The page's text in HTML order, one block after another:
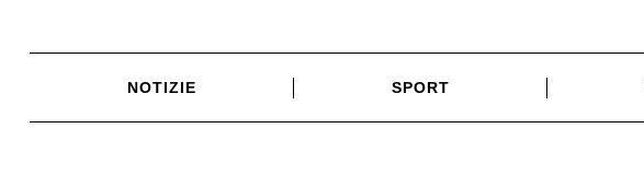
NOTIZIE SPORT